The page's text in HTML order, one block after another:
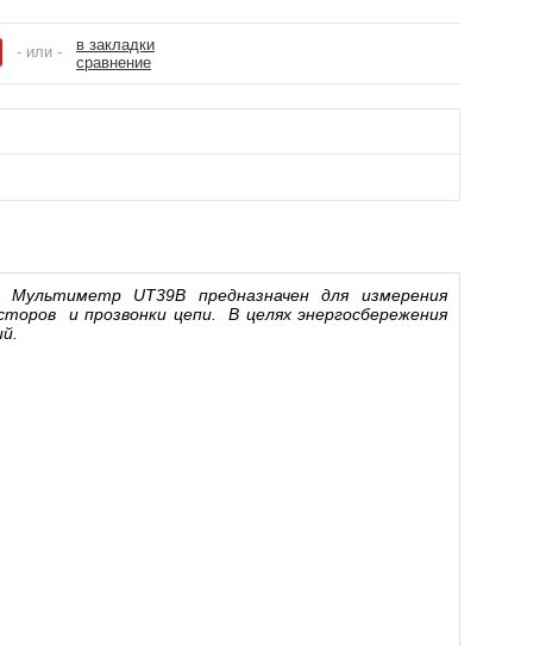
- или -
в закладки
сравнение
UT39B предназначен для измерения
и прозвонки цепи. В целях энергосбережения